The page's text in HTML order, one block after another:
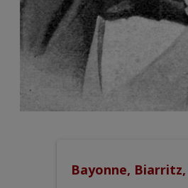
Bayonne, Biarritz,